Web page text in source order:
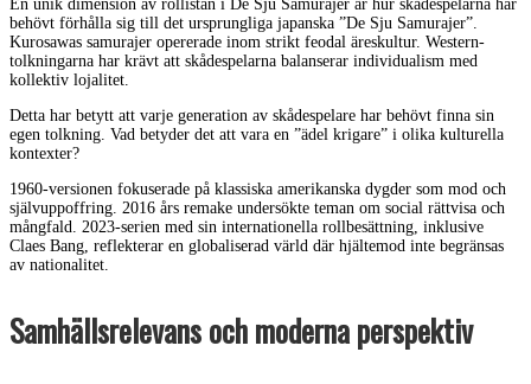
En unik dimension av rollistan i De Sju Samurajer är hur skådespelarna har
behövt förhålla sig till det ursprungliga japanska ”De Sju Samurajer”.
Kurosawas samurajer opererade inom strikt feodal äreskultur. Western-
tolkningarna har krävt att skådespelarna balanserar individualism med
kollektiv lojalitet.
Detta har betytt att varje generation av skådespelare har behövt finna sin
egen tolkning. Vad betyder det att vara en ”ädel krigare” i olika kulturella
kontexter?
1960-versionen fokuserade på klassiska amerikanska dygder som mod och
självuppoffring. 2016 års remake undersökte teman om social rättvisa och
mångfald. 2023-serien med sin internationella rollbesättning, inklusive
Claes Bang, reflekterar en globaliserad värld där hjältemod inte begränsas
av nationalitet.
Samhällsrelevans och moderna perspektiv